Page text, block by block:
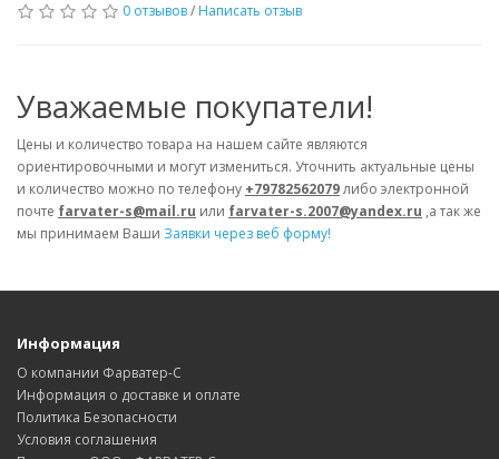
0 отзывов/ Написать отзыв
Уважаемые покупатели!
Цены и количество товара на нашем сайте являются
ориентировочными и могут измениться. Уточнить актуальные цены
и количество можно по телефону +79782562079либо электронной
почте farvater-s@mail.ru или farvater-s.2007@yandex.ru ,а так же
мы принимаем Ваши Заявки через веб форму!
Информация
О компании Фарватер-С
Информация о доставке и оплате
Политика Безопасности
Условия соглашения